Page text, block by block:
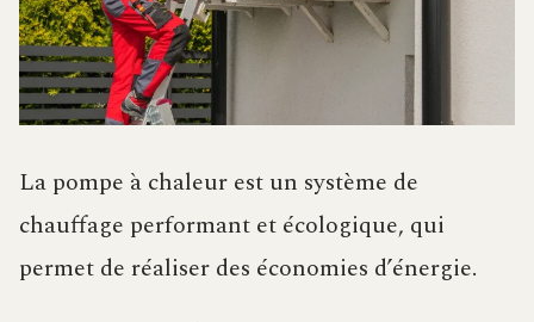
La pompe à chaleur est un système de
chauffage performant et écologique, qui
permet de réaliser des économies d’énergie.